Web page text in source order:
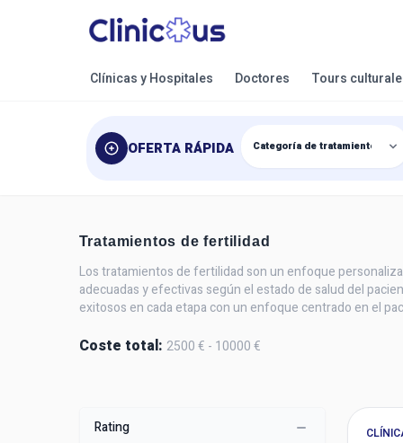
Clínicas y Hospitales Doctores Tours
OFERTA RÁPIDA
Tratamientos de fertilidad
Los tratamientos de fertilidad son un enfoque
adecuadas y efectivas según el estado de salud del
exitosos en cada etapa con un enfoque centrado en el
Coste total: 2500 € - 10000 €
Rating